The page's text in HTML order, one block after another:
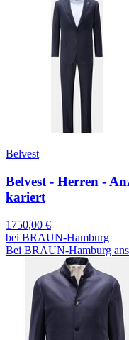
Belvest
Belvest - Herren -
kariert
1750,00 €
bei BRAUN-Hamburg
Bei BRAUN-Hamburg